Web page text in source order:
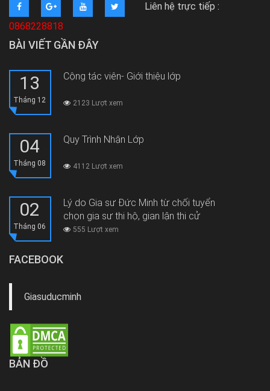
Liên hệ trực tiếp :
0868228818
BÀI VIẾT GẦN ĐÂY
13
Tháng 12
Cộng tác viên- Giới thiệu lớp
2123 Lượt xem
04
Tháng 08
Quy Trình Nhận Lớp
4112 Lượt xem
02
Tháng 06
Lý do Gia sư Đức Minh từ chối tuyển
chọn gia sư thi hộ, gian lận thi cử
555 Lượt xem
FACEBOOK
Giasuducminh
BẢN ĐỒ